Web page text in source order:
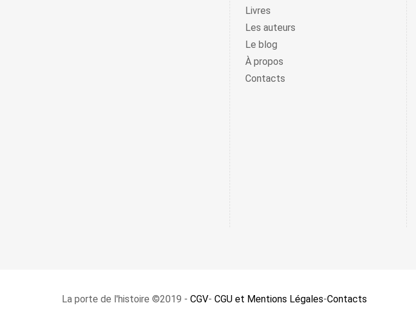
Livres
Les auteurs
Le blog
À propos
Contacts
La porte de l'histoire ©2019 - CGV- CGU et Mentions Légales-Contacts